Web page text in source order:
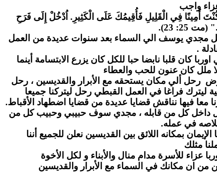
واجب
أَمِينًا فِي الْقَلِيلِ فَأُقِيمُكَ عَلَى الْكَثِيرِ. اُدْخُلْ إِلَى فَرَحِ
25: 23).
مجدي يوسف الي السماء بعد سنوات عديدة من العمل
.
كان قلبا نابضا حبا للكل كان يزرع الابتسامة أينما
ملل كان عنون للحب والعطاء
رحل ألي مكان يستحقه مع الأبرار والقديسين ، رحل
ليترك فراغا في العمل القبطي رحل ليتركنا جميعا
فيها نناقش قضايا عديدة من قضايا اضطهاد الأقباط.
داخل كل من قابله ، مجدي سوف حبيبي وحبيب كل من
في عمله.
بمكانه اللائق بين القديسين نعلن للجميع أننا
مثلك
عزاء للأسرة مدام منال والأبناء و لكل الأخوة
من ان مكانك في السماء مع الأبرار والقديسين